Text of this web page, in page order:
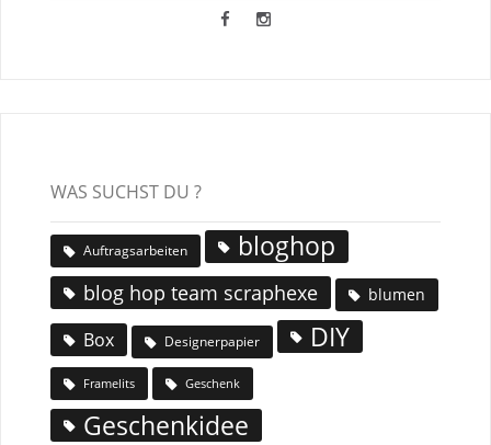
WAS SUCHST DU ?
Auftragsarbeiten bloghop
blog hop team scraphexe blumen
Box Designerpapier DIY
Framelits Geschenk
Geschenkidee